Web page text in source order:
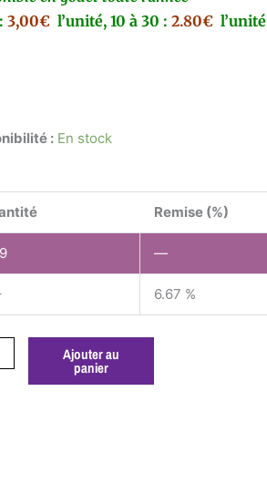
3,00€ l’unité,10 à 30 : 2.80€ l’unité
: En stock
Remise (%)
—
6.67 %
Ajouter au
panier